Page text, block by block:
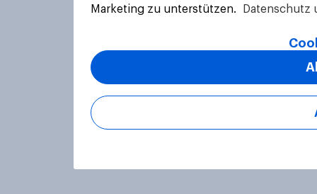
Marketing zu unterstützen.
Datenschutz